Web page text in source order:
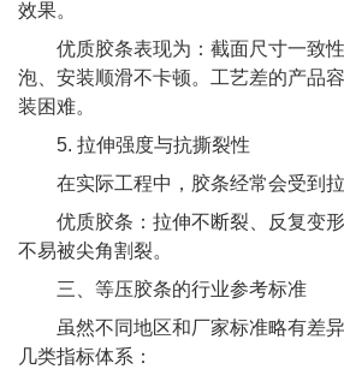
效果。
优质胶条表现为：截面尺寸一致性
泡、安装顺滑不卡顿。工艺差的产品
装困难。
5. 拉伸强度与抗撕裂性
在实际工程中，胶条经常会受到拉
优质胶条：拉伸不断裂、反复变形
不易被尖角割裂。
三、等压胶条的行业参考标准
虽然不同地区和厂家标准略有差异
几类指标体系：